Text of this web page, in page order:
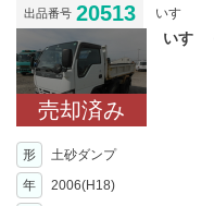
出品番号 20513 いすゞ
売却済み
いすゞ
形 土砂ダンプ
年
2006(H18)